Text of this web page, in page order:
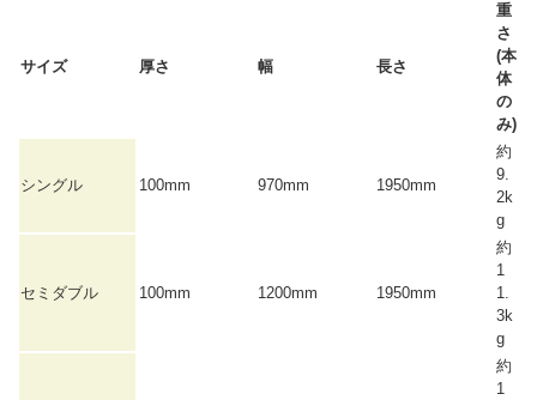
サイズ 厚さ 幅 長さ
重
さ
(本
体
の
み)
シングル 100mm 970mm 1950mm
約
9.
2k
g
セミダブル 100mm 1200mm 1950mm
約
1
1.
3k
g
約
1